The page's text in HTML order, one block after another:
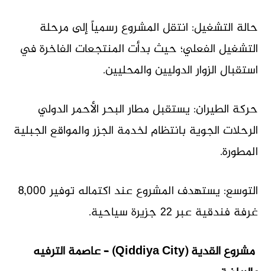
حالة التشغيل: انتقل المشروع رسمياً إلى مرحلة
التشغيل الفعلي؛ حيث بدأت المنتجعات الفاخرة في
استقبال الزوار الدوليين والمحليين.
حركة الطيران: يستقبل مطار البحر الأحمر الدولي
الرحلات الجوية بانتظام لخدمة الجزر والمواقع الجبلية
المطورة.
التوسع: يستهدف المشروع عند اكتماله توفير 8,000
غرفة فندقية عبر 22 جزيرة سياحية.
مشروع القدية (Qiddiya City) – عاصمة الترفيه